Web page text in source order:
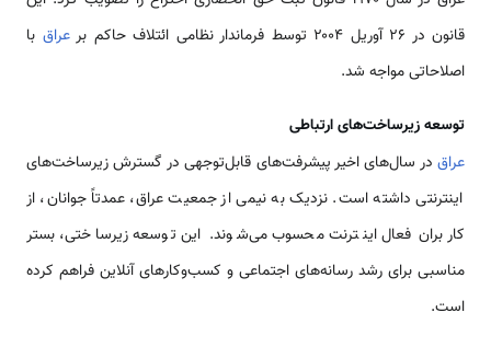
قانون در ۲۶ آوریل ۲۰۰۴ توسط فرماندار نظامی ائتلاف حاکم بر
عراق با
اصلاحاتی مواجه شد.
توسعه زیرساخت‌های ارتباطی
عراق در سال‌های اخیر پیشرفت‌های قابل‌توجهی در گسترش زیرساخت‌های
اینترنتی داشته است. نزدیک به نیمی از جمعیت عراق، عمدتاً جوانان، از
کاربران فعال اینترنت محسوب می‌شوند. این توسعه زیرساختی، بستر
مناسبی برای رشد رسانه‌های اجتماعی و کسب‌وکارهای آنلاین فراهم کرده
است.